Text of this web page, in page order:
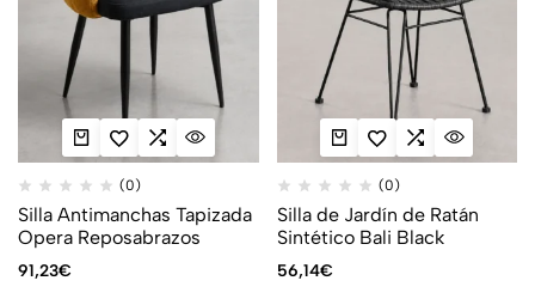
(0)
Silla Antimanchas Tapizada
Opera Reposabrazos
91,23€
(0)
Silla de Jardín de Ratán
Sintético Bali Black
56,14€